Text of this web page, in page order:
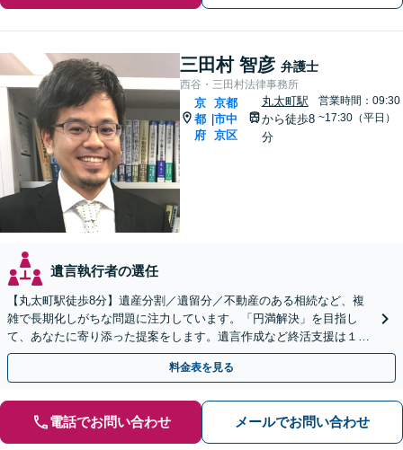
三田村 智彦 弁護士
西谷・三田村法律事務所
京
都
府
京都
市中
京区
丸太町駅
から徒歩8
分
営業時間：09:30
~17:30（平日）
遺言執行者の選任
【丸太町駅徒歩8分】遺産分割／遺留分／不動産のある相続など、複
雑で長期化しがちな問題に注力しています。「円満解決」を目指し
て、あなたに寄り添った提案をします。遺言作成など終活支援は１１
万円（税込）〜。【明瞭会計・スピード対応】【他士業連携】
料金表を見る
電話でお問い合わせ メールでお問い合わせ